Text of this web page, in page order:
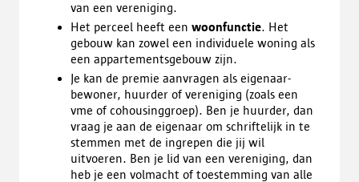
van een vereniging.
Het perceel heeft een woonfunctie. Het
gebouw kan zowel een individuele woning als
een appartementsgebouw zijn.
Je kan de premie aanvragen als eigenaar-
bewoner, huurder of vereniging (zoals een
vme of cohousinggroep). Ben je huurder, dan
vraag je aan de eigenaar om schriftelijk in te
stemmen met de ingrepen die jij wil
uitvoeren. Ben je lid van een vereniging, dan
heb je een volmacht of toestemming van alle